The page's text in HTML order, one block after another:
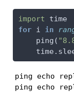
import time
for i in
    ping(
ping echo
ping echo